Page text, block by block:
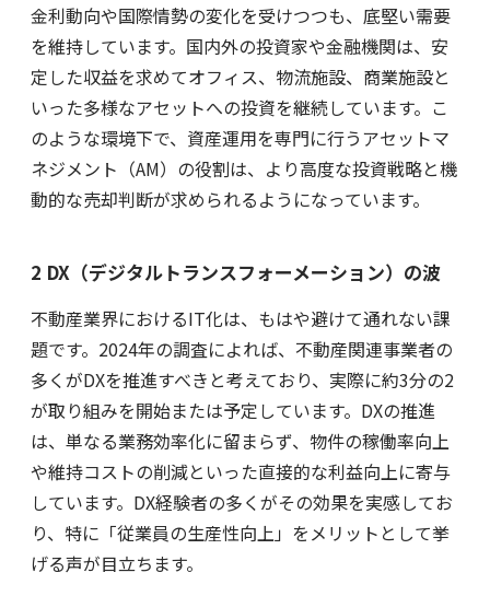
金利動向や国際情勢の変化を受けつつも、底堅い需要
を維持しています。国内外の投資家や金融機関は、安
定した収益を求めてオフィス、物流施設、商業施設と
いった多様なアセットへの投資を継続しています。こ
のような環境下で、資産運用を専門に行うアセットマ
ネジメント（AM）の役割は、より高度な投資戦略と機
動的な売却判断が求められるようになっています。
2 DX（デジタルトランスフォーメーション）の波
不動産業界におけるIT化は、もはや避けて通れない課
題です。2024年の調査によれば、不動産関連事業者の
多くがDXを推進すべきと考えており、実際に約3分の2
が取り組みを開始または予定しています。DXの推進
は、単なる業務効率化に留まらず、物件の稼働率向上
や維持コストの削減といった直接的な利益向上に寄与
しています。DX経験者の多くがその効果を実感してお
り、特に「従業員の生産性向上」をメリットとして挙
げる声が目立ちます。